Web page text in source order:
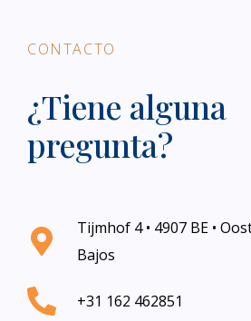
CONTACTO
¿Tiene alguna
pregunta?
Tijmhof 4 • 4907 BE •
Bajos
+31 162 462851